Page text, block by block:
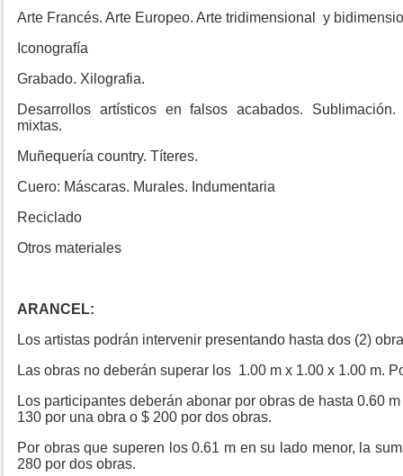
Arte Francés. Arte Europeo. Arte tridimensional y
Iconografía
Grabado. Xilografia.
Desarrollos artísticos en falsos acabados.
mixtas.
Muñequería country. Títeres.
Cuero: Máscaras. Murales. Indumentaria
Reciclado
Otros materiales
ARANCEL:
Los artistas podrán intervenir presentando hasta dos (2)
Las obras no deberán superar los 1.00 m x 1.00 x 1.00 m.
Los participantes deberán abonar por obras de hasta 0.60
130 por una obra o $ 200 por dos obras.
Por obras que superen los 0.61 m en su lado menor, la
280 por dos obras.